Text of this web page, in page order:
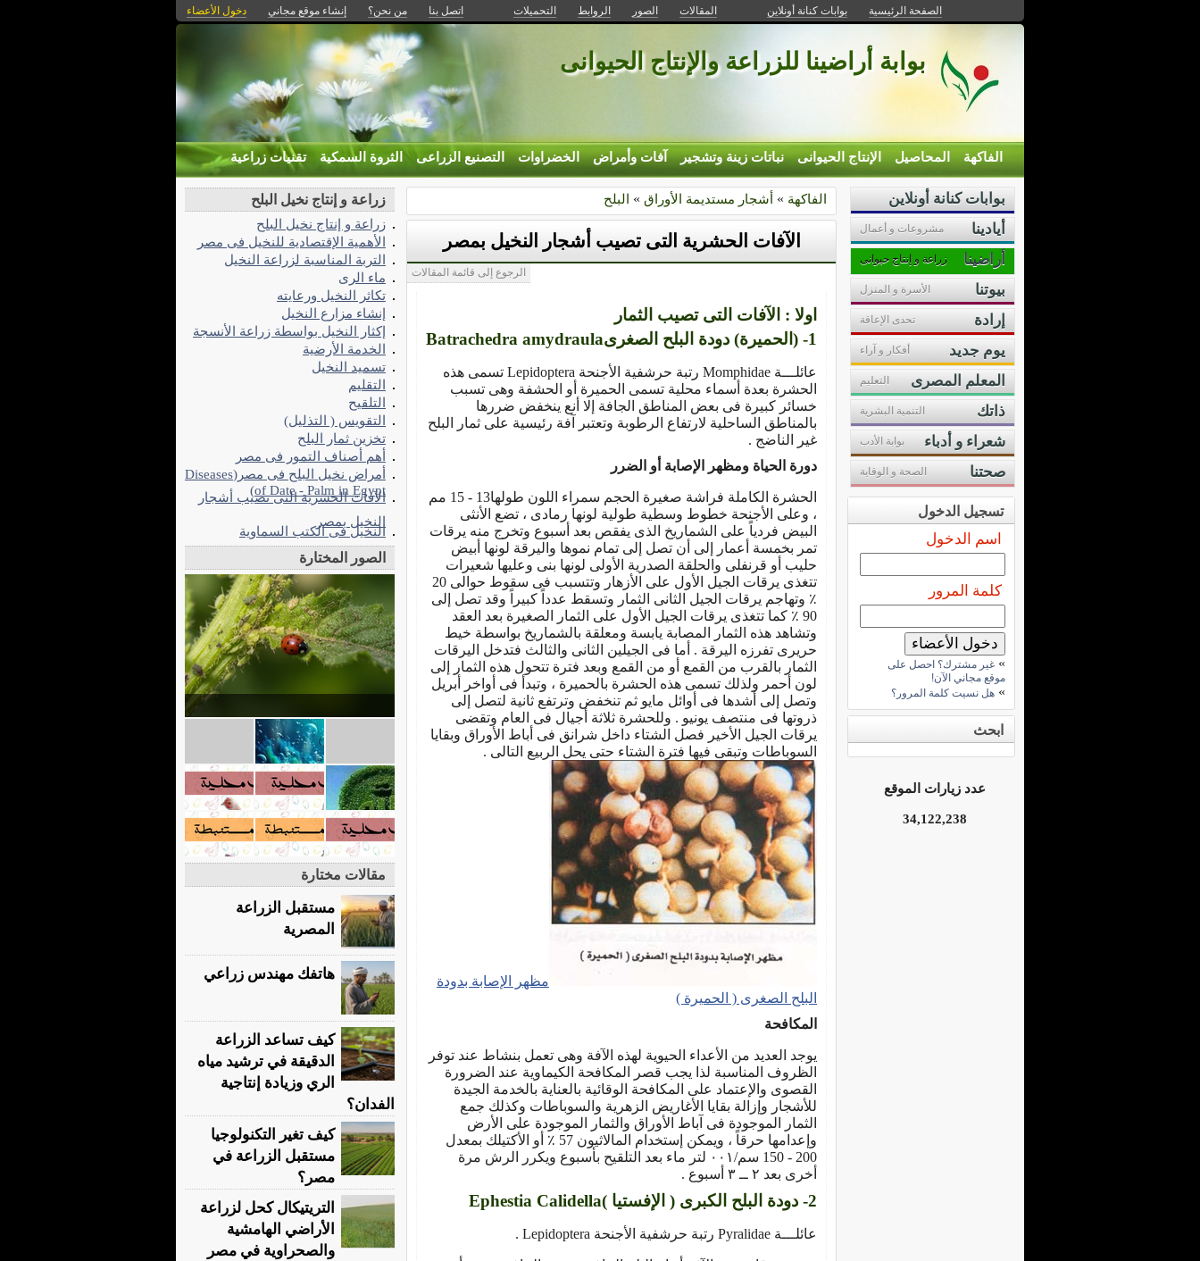
الصفحة الرئيسية بوابات كنانة أونلاين المقالات الصور الروابط التحميلات اتصل بنا من نحن؟ إنشاء موقع مجاني دخول الأعضاء
بوابة أراضينا للزراعة والإنتاج الحيوانى
الفاكهة المحاصيل الإنتاج الحيوانى نباتات زينة وتشجير آفات وأمراض الخضراوات التصنيع الزراعى الثروة السمكية تقنيات زراعية
الفاكهة » أشجار مستديمة الأوراق » البلح
الآفات الحشرية التى تصيب أشجار النخيل بمصر
الرجوع إلى قائمة المقالات
اولا : الآفات التى تصيب الثمار
1- (الحميرة) دودة البلح الصغرىBatrachedra amydraula
عائلـــة Momphidae رتبة حرشفية الأجنحة Lepidoptera تسمى هذه
الحشرة بعدة أسماء محلية تسمى الحميرة أو الحشفة وهى تسبب
خسائر كبيرة فى بعض المناطق الجافة إلا أنع ينخفض ضررها
بالمناطق الساحلية لارتفاع الرطوبة وتعتبر آفة رئيسية على ثمار البلح
غير الناضج .
دورة الحياة ومظهر الإصابة أو الضرر
الحشرة الكاملة فراشة صغيرة الحجم سمراء اللون طولها13 - 15 مم
، وعلى الأجنحة خطوط وسطية طولية لونها رمادى ، تضع الأنثى
البيض فردياً على الشماريخ الذى يفقص بعد أسبوع وتخرج منه يرقات
تمر بخمسة أعمار إلى أن تصل إلى تمام نموها واليرقة لونها أبيض
حليب أو قرنفلى والحلقة الصدرية الأولى لونها بنى وعليها شعيرات
تتغذى يرقات الجيل الأول على الأزهار وتتسبب فى سقوط حوالى 20
٪ وتهاجم يرقات الجيل الثانى الثمار وتسقط عدداً كبيراً وقد تصل إلى
90 ٪ كما تتغذى يرقات الجيل الأول على الثمار الصغيرة بعد العقد
وتشاهد هذه الثمار المصابة يابسة ومعلقة بالشماريخ بواسطة خيط
حريرى تفرزه اليرقة . أما فى الجيلين الثانى والثالث فتدخل اليرقات
الثمار بالقرب من القمع أو من القمع وبعد فترة تتحول هذه الثمار إلى
لون أحمر ولذلك تسمى هذه الحشرة بالحميرة ، وتبدأ فى أواخر أبريل
وتصل إلى أشدها فى أوائل مايو ثم تنخفض وترتفع ثانية لتصل إلى
ذروتها فى منتصف يونيو . وللحشرة ثلاثة أجيال فى العام وتقضى
يرقات الجيل الأخير فصل الشتاء داخل شرانق فى أباط الأوراق وبقايا
السوباطات وتبقى فيها فترة الشتاء حتى يحل الربيع التالى .
مظهر الإصابة بدودة
البلح الصغرى ( الحميرة )
المكافحة
يوجد العديد من الأعداء الحيوية لهذه الآفة وهى تعمل بنشاط عند توفر
الظروف المناسبة لذا يجب قصر المكافحة الكيماوية عند الضرورة
القصوى والإعتماد على المكافحة الوقائية بالعناية بالخدمة الجيدة
للأشجار وإزالة بقايا الأغاريض الزهرية والسوباطات وكذلك جمع
الثمار الموجودة فى آباط الأوراق والثمار الموجودة على الأرض
وإعدامها حرقاً ، ويمكن إستخدام المالاثيون 57 ٪ أو الأكتيلك بمعدل
200 - 150 سم/٠٠١ لتر ماء بعد التلقيح بأسبوع ويكرر الرش مرة
أخرى بعد ٢ ــ ٣ أسبوع .
2- دودة البلح الكبرى ( الإفستيا )Ephestia Calidella
عائلـــة Pyralidae رتبة حرشفية الأجنحة Lepidoptera .
بوابات كنانة أونلاين
أيادينا
مشروعات و أعمال
أراضينا زراعة و إنتاج حيوانى
بيوتنا الأسرة و المنزل
إرادة تحدى الإعاقة
يوم جديد أفكار و آراء
المعلم المصرى التعليم
ذاتك التنمية البشرية
شعراء و أدباء بوابة الأدب
صحتنا الصحة و الوقاية
تسجيل الدخول
اسم الدخول
كلمة المرور
» غير مشترك؟ احصل على
موقع مجاني الآن!
» هل نسيت كلمة المرور؟
ابحث
عدد زيارات الموقع
34,122,238
زراعة و إنتاج نخيل البلح
زراعة و إنتاج نخيل البلح
الأهمية الإقتصادية للنخيل فى مصر
التربة المناسبة لزراعة النخيل
ماء الرى
تكاثر النخيل ورعايته
إنشاء مزارع النخيل
إكثار النخيل بواسطة زراعة الأنسجة
الخدمة الأرضية
تسميد النخيل
التقليم
التلقيح
التقويس ( التذليل)
تخزين ثمار البلح
أهم أصناف التمور فى مصر
أمراض نخيل البلح فى مصر(Diseases
الآفات الحشرية التى تصيب أشجار
النخيل بمصر
النخيل فى الكتب السماوية
الصور المختارة
مقالات مختارة
مستقبل الزراعة
المصرية
هاتفك مهندس زراعي
كيف تساعد الزراعة
الدقيقة في ترشيد مياه
الري وزيادة إنتاجية
الفدان؟
كيف تغير التكنولوجيا
مستقبل الزراعة في
مصر؟
التريتيكال كحل لزراعة
الأراضي الهامشية
والصحراوية في مصر